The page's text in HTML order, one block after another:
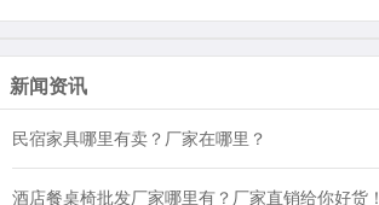
新闻资讯
民宿家具哪里有卖？厂家在哪里？
酒店餐桌椅批发厂家哪里有？厂家直销给你好货！